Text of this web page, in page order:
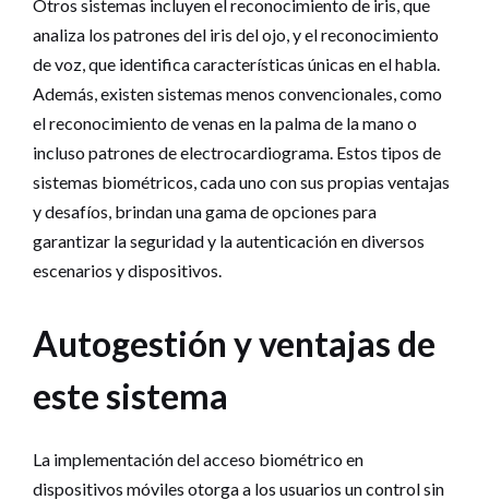
Otros sistemas incluyen el reconocimiento de iris, que
analiza los patrones del iris del ojo, y el reconocimiento
de voz, que identifica características únicas en el habla.
Además, existen sistemas menos convencionales, como
el reconocimiento de venas en la palma de la mano o
incluso patrones de electrocardiograma. Estos tipos de
sistemas biométricos, cada uno con sus propias ventajas
y desafíos, brindan una gama de opciones para
garantizar la seguridad y la autenticación en diversos
escenarios y dispositivos.
Autogestión y ventajas de
este sistema
La implementación del acceso biométrico en
dispositivos móviles otorga a los usuarios un control sin